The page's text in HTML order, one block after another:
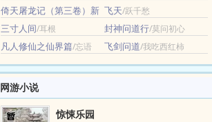
倚天屠龙记（第三卷）新
修版 /金庸
飞天/跃千愁
三寸人间/耳根 封神问道行/莫问初心
凡人修仙之仙界篇/忘语 飞剑问道/我吃西红柿
网游小说
惊悚乐园